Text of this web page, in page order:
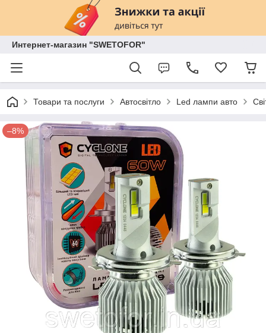
Интернет-магазин "SWETOFOR"
Товари та послуги Автосвітло Led лампи авто
–8%